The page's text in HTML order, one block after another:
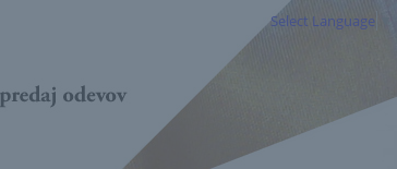
Select Language